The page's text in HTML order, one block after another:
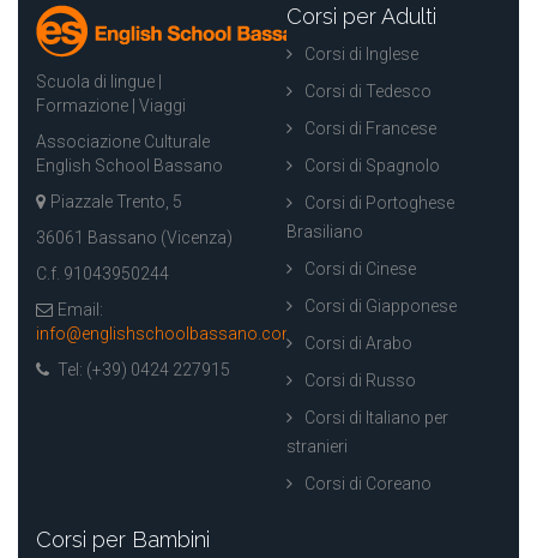
Scuola di lingue |
Formazione | Viaggi
Associazione Culturale
English School Bassano
Piazzale Trento, 5
36061 Bassano (Vicenza)
C.f. 91043950244
Email:
info@englishschoolbassano.com
Tel: (+39) 0424 227915
Corsi per Adulti
Corsi di Inglese
Corsi di Tedesco
Corsi di Francese
Corsi di Spagnolo
Corsi di Portoghese
Brasiliano
Corsi di Cinese
Corsi di Giapponese
Corsi di Arabo
Corsi di Russo
Corsi di Italiano per
stranieri
Corsi di Coreano
Corsi per Bambini